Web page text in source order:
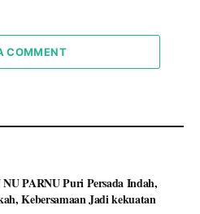
COMMENT
PARNU Puri Persada Indah,
Kebersamaan Jadi kekuatan